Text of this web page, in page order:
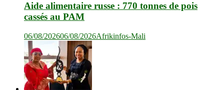
Aide alimentaire russe : 770 tonnes de pois
cassés au PAM
06/08/202606/08/2026Afrikinfos-Mali